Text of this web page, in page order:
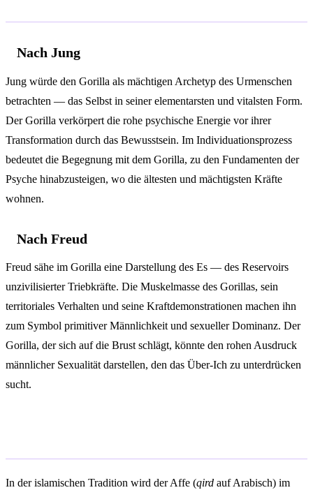
Nach Jung
Jung würde den Gorilla als mächtigen Archetyp des Urmenschen
betrachten — das Selbst in seiner elementarsten und vitalsten Form.
Der Gorilla verkörpert die rohe psychische Energie vor ihrer
Transformation durch das Bewusstsein. Im Individuationsprozess
bedeutet die Begegnung mit dem Gorilla, zu den Fundamenten der
Psyche hinabzusteigen, wo die ältesten und mächtigsten Kräfte
wohnen.
Nach Freud
Freud sähe im Gorilla eine Darstellung des Es — des Reservoirs
unzivilisierter Triebkräfte. Die Muskelmasse des Gorillas, sein
territoriales Verhalten und seine Kraftdemonstrationen machen ihn
zum Symbol primitiver Männlichkeit und sexueller Dominanz. Der
Gorilla, der sich auf die Brust schlägt, könnte den rohen Ausdruck
männlicher Sexualität darstellen, den das Über-Ich zu unterdrücken
sucht.
In der islamischen Tradition wird der Affe (qird auf Arabisch) im